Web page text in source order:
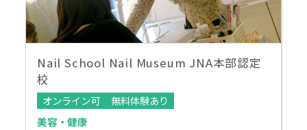
Nail School Nail Museum JNA本部認定
校
オンライン可
無料体験あり
美容・健康